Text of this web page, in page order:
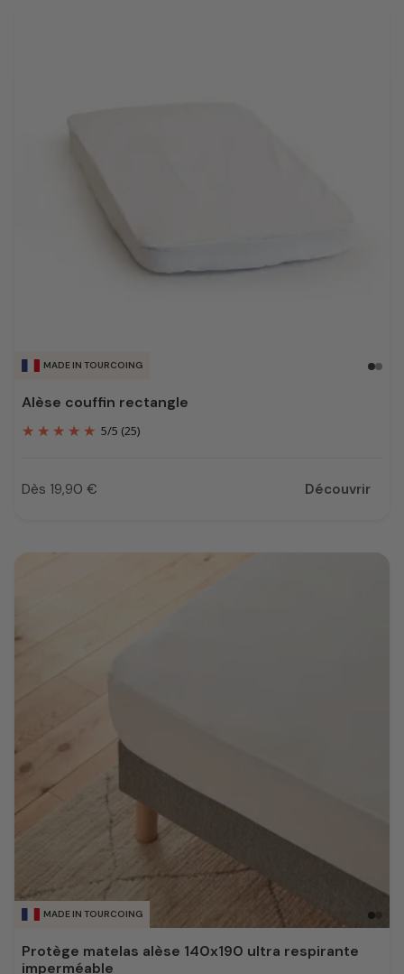
MADE IN TOURCOING
Alèse couffin rectangle
5/5 (25)
Prix
Dès 19,90 € Découvrir
MADE IN TOURCOING
Protège matelas alèse 140x190 ultra respirante
imperméable